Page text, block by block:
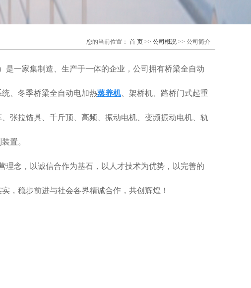
您的当前位置： 首 页 >> 公司概况 >> 公司简介
一家集制造、生产于一体的企业，公司拥有桥梁全自动
统、冬季桥梁全自动电加热蒸养机、架桥机、路桥门式起重
、张拉锚具、千斤顶、高频、振动电机、变频振动电机、轨
置。
念，以诚信合作为基石，以人才技术为优势，以完善的
，稳步前进与社会各界精诚合作，共创辉煌！